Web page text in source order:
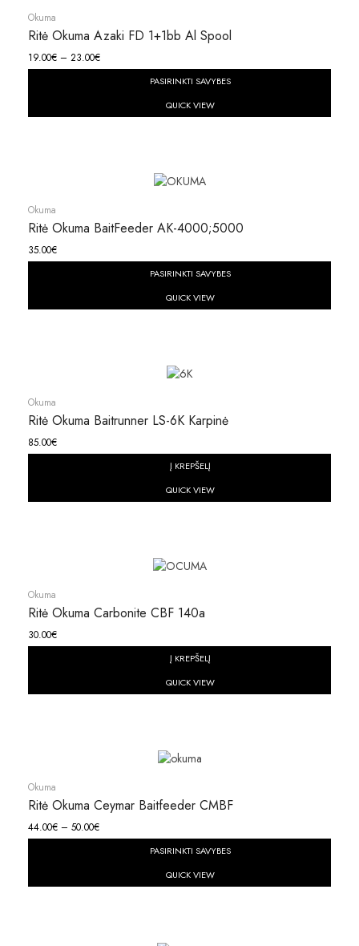
Okuma
Ritė Okuma Azaki FD 1+1bb Al Spool
19.00€ – 23.00€
PASIRINKTI SAVYBES
QUICK VIEW
Okuma
Ritė Okuma BaitFeeder AK-4000;5000
35.00€
PASIRINKTI SAVYBES
QUICK VIEW
Okuma
Ritė Okuma Baitrunner LS-6K Karpinė
85.00€
Į KREPŠELĮ
QUICK VIEW
Okuma
Ritė Okuma Carbonite CBF 140a
30.00€
Į KREPŠELĮ
QUICK VIEW
Okuma
Ritė Okuma Ceymar Baitfeeder CMBF
44.00€ – 50.00€
PASIRINKTI SAVYBES
QUICK VIEW